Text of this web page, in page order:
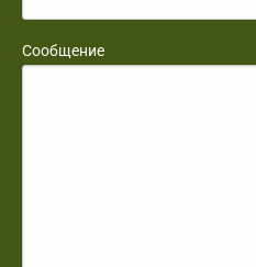
Сообщение